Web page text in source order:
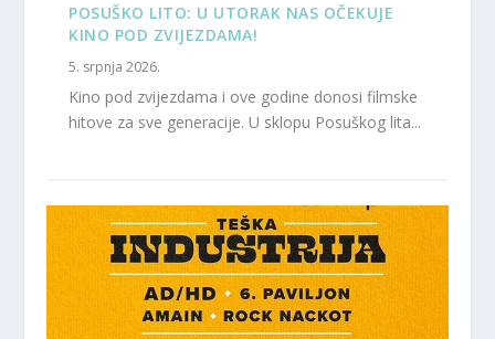
POSUŠKO LITO: U UTORAK NAS OČEKUJE
KINO POD ZVIJEZDAMA!
5. srpnja 2026.
Kino pod zvijezdama i ove godine donosi filmske
hitove za sve generacije. U sklopu Posuškog lita...